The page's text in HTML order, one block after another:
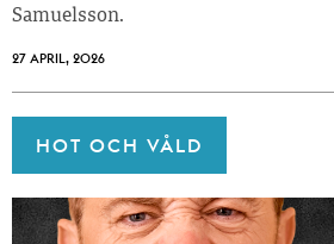
Samuelsson.
27 APRIL, 2026
HOT OCH VÅLD